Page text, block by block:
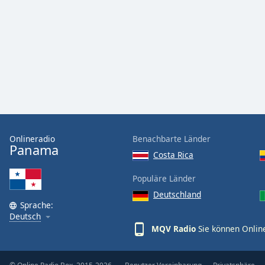
window.
dialog
window.
Escape
will
and
Onlineradio
Panama
Sprache:
Deutsch
Benachbarte Länder
Costa Rica
Populäre Länder
Deutschland
MQV Radio Sie können